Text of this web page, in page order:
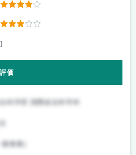
4
3
価
合科学部 国際総合科学科
般教養)